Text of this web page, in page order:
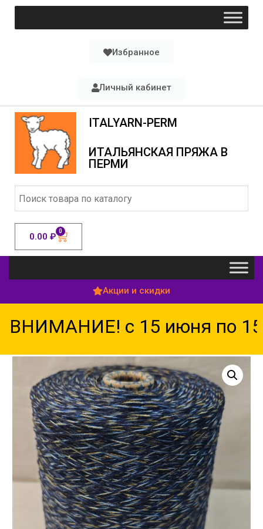
Избранное
Личный кабинет
ITALYARN-PERM
ИТАЛЬЯНСКАЯ ПРЯЖА В
ПЕРМИ
0.00 ₽ 0
Акции и скидки
с 15 июня по 15